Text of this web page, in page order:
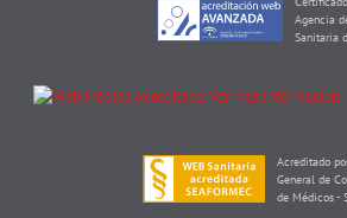
Agencia
Sanitaria
Acreditado
General de
de Médicos -